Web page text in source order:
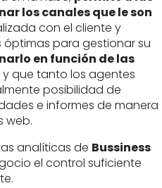
los canales que le son
con el cliente y
para gestionar su
en función de las
que tanto los agentes
posibilidad de
e informes de manera
web.
analíticas de Bussiness
el control suficiente